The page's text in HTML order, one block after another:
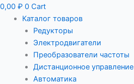
0,00 ₽ 0 Cart
Каталог товаров
Редукторы
Электродвигатели
Преобразователи частоты
Дистанционное управление
Автоматика